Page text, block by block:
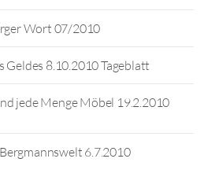
Wort 07/2010
8.10.2010 Tageblatt
jede Menge Möbel 19.2.2010
6.7.2010